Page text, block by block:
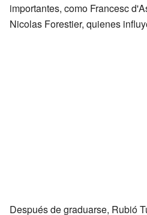
importantes, como Francesc
Nicolas Forestier, quienes
Después de graduarse, Rubió